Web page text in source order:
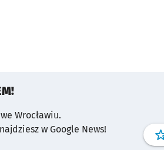
Wrocławiu.
w Google News!